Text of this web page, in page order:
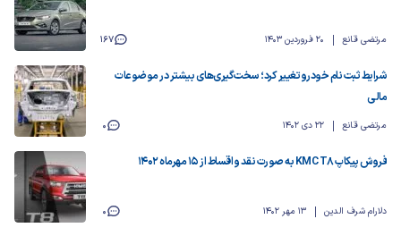
مرتضی قانع 20 فروردین 1403 167
شرایط ثبت نام خودرو تغییر کرد؛ سخت‌گیری‌های بیشتر در موضوعات
مالی
مرتضی قانع 22 دی 1402 0
فروش پیکاپ KMC T8 به صورت نقد و اقساط از ۱۵ مهرماه ۱۴۰۲
دلارام شرف الدین 13 مهر 1402 0